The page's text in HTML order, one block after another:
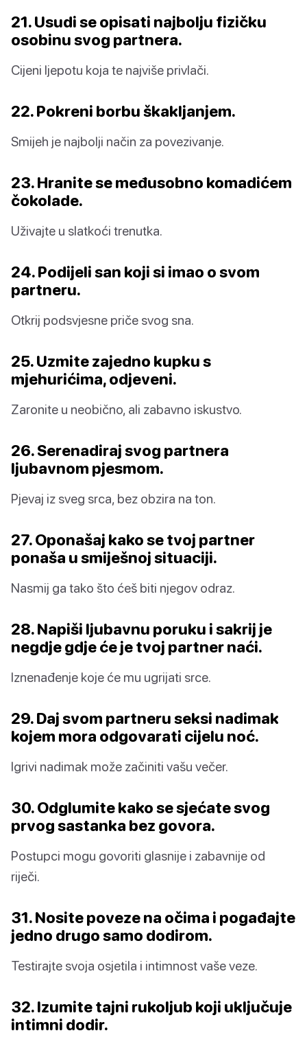
21. Usudi se opisati najbolju fizičku
osobinu svog partnera.
Cijeni ljepotu koja te najviše privlači.
22. Pokreni borbu škakljanjem.
Smijeh je najbolji način za povezivanje.
23. Hranite se međusobno komadićem
čokolade.
Uživajte u slatkoći trenutka.
24. Podijeli san koji si imao o svom
partneru.
Otkrij podsvjesne priče svog sna.
25. Uzmite zajedno kupku s
mjehurićima, odjeveni.
Zaronite u neobično, ali zabavno iskustvo.
26. Serenadiraj svog partnera
ljubavnom pjesmom.
Pjevaj iz sveg srca, bez obzira na ton.
27. Oponašaj kako se tvoj partner
ponaša u smiješnoj situaciji.
Nasmij ga tako što ćeš biti njegov odraz.
28. Napiši ljubavnu poruku i sakrij je
negdje gdje će je tvoj partner naći.
Iznenađenje koje će mu ugrijati srce.
29. Daj svom partneru seksi nadimak
kojem mora odgovarati cijelu noć.
Igrivi nadimak može začiniti vašu večer.
30. Odglumite kako se sjećate svog
prvog sastanka bez govora.
Postupci mogu govoriti glasnije i zabavnije od
riječi.
31. Nosite poveze na očima i pogađajte
jedno drugo samo dodirom.
Testirajte svoja osjetila i intimnost vaše veze.
32. Izumite tajni rukoljub koji uključuje
intimni dodir.